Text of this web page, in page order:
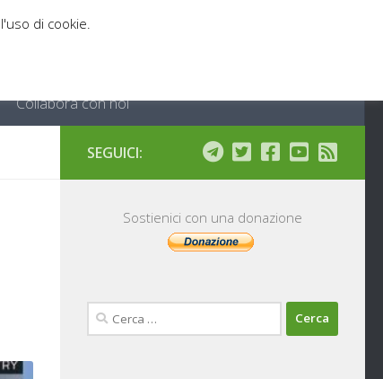
Collabora con noi
SEGUICI:
Sostienici con una donazione
Ricerca
per:
di cookie.